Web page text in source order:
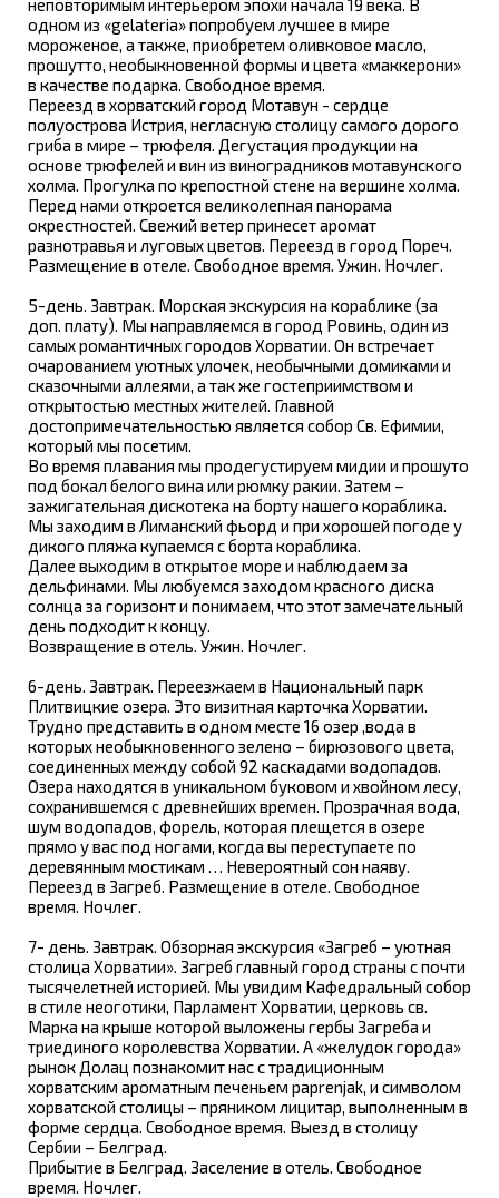
неповторимым интерьером эпохи начала 19 века. В
одном из «gelateria» попробуем лучшее в мире
мороженое, а также, приобретем оливковое масло,
прошутто, необыкновенной формы и цвета «маккерони»
в качестве подарка. Свободное время.
Переезд в хорватский город Мотавун - сердце
полуострова Истрия, негласную столицу самого дорого
гриба в мире – трюфеля. Дегустация продукции на
основе трюфелей и вин из виноградников мотавунского
холма. Прогулка по крепостной стене на вершине холма.
Перед нами откроется великолепная панорама
окрестностей. Свежий ветер принесет аромат
разнотравья и луговых цветов. Переезд в город Пореч.
Размещение в отеле. Свободное время. Ужин. Ночлег.
5-день. Завтрак. Морская экскурсия на кораблике (за
доп. плату). Мы направляемся в город Ровинь, один из
самых романтичных городов Хорватии. Он встречает
очарованием уютных улочек, необычными домиками и
сказочными аллеями, а так же гостеприимством и
открытостью местных жителей. Главной
достопримечательностью является собор Св. Ефимии,
который мы посетим.
Во время плавания мы продегустируем мидии и прошуто
под бокал белого вина или рюмку ракии. Затем –
зажигательная дискотека на борту нашего кораблика.
Мы заходим в Лиманский фьорд и при хорошей погоде у
дикого пляжа купаемся с борта кораблика.
Далее выходим в открытое море и наблюдаем за
дельфинами. Мы любуемся заходом красного диска
солнца за горизонт и понимаем, что этот замечательный
день подходит к концу.
Возвращение в отель. Ужин. Ночлег.
6-день. Завтрак. Переезжаем в Национальный парк
Плитвицкие озера. Это визитная карточка Хорватии.
Трудно представить в одном месте 16 озер ,вода в
которых необыкновенного зелено – бирюзового цвета,
соединенных между собой 92 каскадами водопадов.
Озера находятся в уникальном буковом и хвойном лесу,
сохранившемся с древнейших времен. Прозрачная вода,
шум водопадов, форель, которая плещется в озере
прямо у вас под ногами, когда вы переступаете по
деревянным мостикам … Невероятный сон наяву.
Переезд в Загреб. Размещение в отеле. Свободное
время. Ночлег.
7- день. Завтрак. Обзорная экскурсия «Загреб – уютная
столица Хорватии». Загреб главный город страны с почти
тысячелетней историей. Мы увидим Кафедральный собор
в стиле неоготики, Парламент Хорватии, церковь св.
Марка на крыше которой выложены гербы Загреба и
триединого королевства Хорватии. А «желудок города»
рынок Долац познакомит нас с традиционным
хорватским ароматным печеньем paprenjak, и символом
хорватской столицы – пряником лицитар, выполненным в
форме сердца. Свободное время. Выезд в столицу
Сербии – Белград.
Прибытие в Белград. Заселение в отель. Свободное
время. Ночлег.